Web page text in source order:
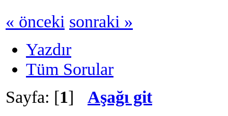
« önceki sonraki »
Yazdır
Tüm Sorular
Sayfa: [1] Aşağı git